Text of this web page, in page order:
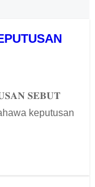
𝐒𝐄𝐁𝐔𝐓
keputusan